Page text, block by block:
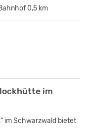
0,5 km
im
im Schwarzwald bietet